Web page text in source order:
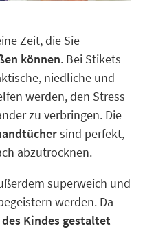
Zeit, die Sie
können. Bei Stikets
niedliche und
werden, den Stress
zu verbringen. Die
sind perfekt,
abzutrocknen.
superweich und
werden. Da
Kindes gestaltet